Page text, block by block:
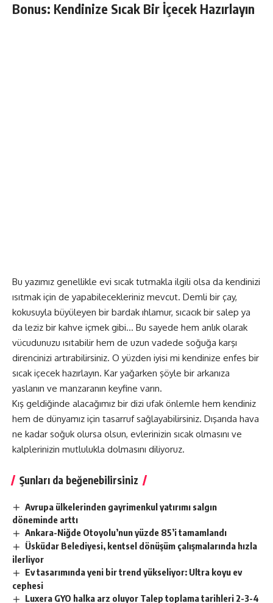
Bonus: Kendinize Sıcak Bir İçecek Hazırlayın
Bu yazımız genellikle evi sıcak tutmakla ilgili olsa da kendinizi
ısıtmak için de yapabilecekleriniz mevcut. Demli bir çay,
kokusuyla büyüleyen bir bardak ıhlamur, sıcacık bir salep ya
da leziz bir kahve içmek gibi… Bu sayede hem anlık olarak
vücudunuzu ısıtabilir hem de uzun vadede soğuğa karşı
direncinizi artırabilirsiniz. O yüzden iyisi mi kendinize enfes bir
sıcak içecek hazırlayın. Kar yağarken şöyle bir arkanıza
yaslanın ve manzaranın keyfine varın.
Kış geldiğinde alacağımız bir dizi ufak önlemle hem kendiniz
hem de dünyamız için tasarruf sağlayabilirsiniz. Dışarıda hava
ne kadar soğuk olursa olsun, evlerinizin sıcak olmasını ve
kalplerinizin mutlulukla dolmasını diliyoruz.
Şunları da beğenebilirsiniz
Avrupa ülkelerinden gayrimenkul yatırımı salgın
döneminde arttı
Ankara-Niğde Otoyolu’nun yüzde 85’i tamamlandı
Üsküdar Belediyesi, kentsel dönüşüm çalışmalarında hızla
ilerliyor
Ev tasarımında yeni bir trend yükseliyor: Ultra koyu ev
cephesi
Luxera GYO halka arz oluyor Talep toplama tarihleri 2-3-4